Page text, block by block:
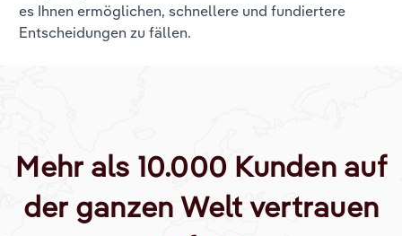
es Ihnen ermöglichen, schnellere und fundiertere
Entscheidungen zu fällen.
Mehr als 10.000 Kunden auf
der ganzen Welt vertrauen